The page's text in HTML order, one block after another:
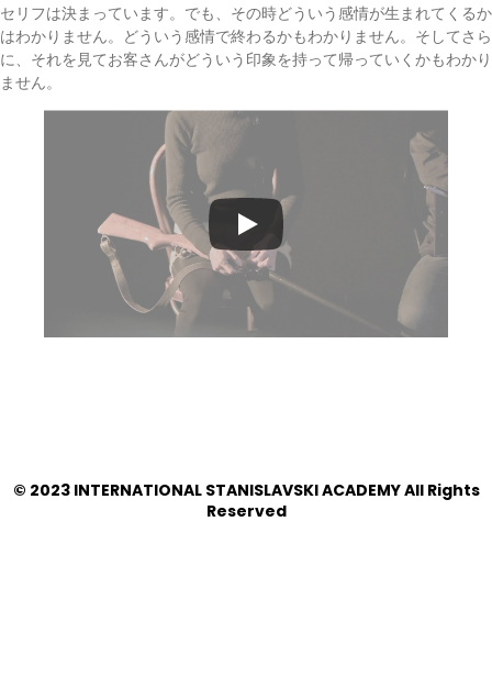
セリフは決まっています。でも、その時どういう感情が生まれてくるか
はわかりません。どういう感情で終わるかもわかりません。そしてさら
に、それを見てお客さんがどういう印象を持って帰っていくかもわかり
ません。
© 2023 INTERNATIONAL STANISLAVSKI ACADEMY All Rights
Reserved